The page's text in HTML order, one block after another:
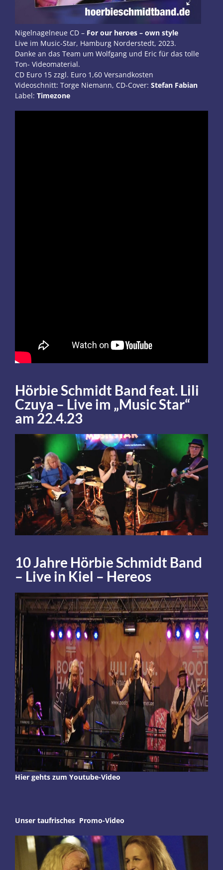
Nigelnagelneue CD – For our heroes – own style
Live im Music-Star, Hamburg Norderstedt, 2023.
Danke an das Team um Wolfgang und Eric für das tolle
Ton- Videomaterial.
CD Euro 15 zzgl. Euro 1,60 Versandkosten
Videoschnitt: Torge Niemann, CD-Cover: Stefan Fabian
Label: Timezone
Hörbie Schmidt Band feat. Lili
Czuya – Live im „Music Star“
am 22.4.23
10 Jahre Hörbie Schmidt Band
– Live in Kiel – Hereos
Hier gehts zum Youtube-Video
Unser taufrisches Promo-Video